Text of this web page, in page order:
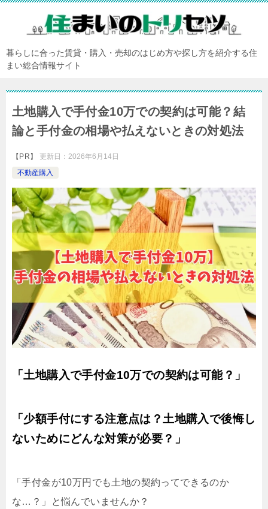
暮らしに合った賃貸・購入・売却のはじめ方や探し方を紹介する住
まい総合情報サイト
土地購入で手付金10万での契約は可能？結
論と手付金の相場や払えないときの対処法
【PR】 更新日： 2026年6月14日
不動産購入
「土地購入で手付金10万での契約は可能？」
「少額手付にする注意点は？土地購入で後悔し
ないためにどんな対策が必要？」
「手付金が10万円でも土地の契約ってできるのか
な…？」と悩んでいませんか？